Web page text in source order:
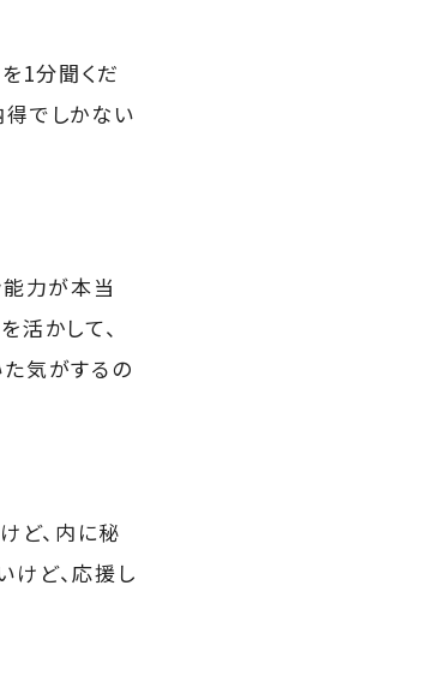
1分聞くだ
得でしかない
力が本当
活かして、
気がするの
ど、内に秘
けど、応援し